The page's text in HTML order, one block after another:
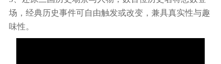
场，经典历史事件可自由触发或改变，兼具真实性与趣
味性。